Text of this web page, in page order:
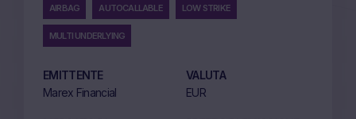
AIRBAG AUTOCALLABLE LOW STRIKE
MULTI UNDERLYING
EMITTENTE
Marex Financial
VALUTA
EUR